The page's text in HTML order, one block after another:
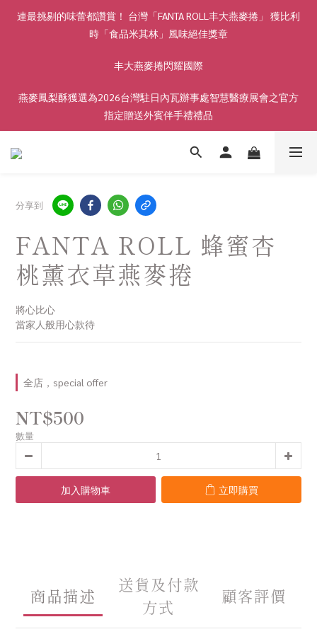
連最挑剔的味蕾都讚賞！ 台灣「FANTA ROLL丰大燕麥捲」 獲比利
時「食品米其林」風味絕佳獎章
丰大燕麥捲閃耀國際
燕麥鳳梨酥獲選為2026台灣駐日內瓦辦事處智慧醫療展會之官方
指定贈送外賓伴手禮禮品
分享到
FANTA ROLL 蜂蜜杏
桃薰衣草燕麥捲
將心比心
當家人般用心款待
全店，special offer
NT$500
數量
加入購物車 立即購買
商品描述
送貨及付款
方式
顧客評價